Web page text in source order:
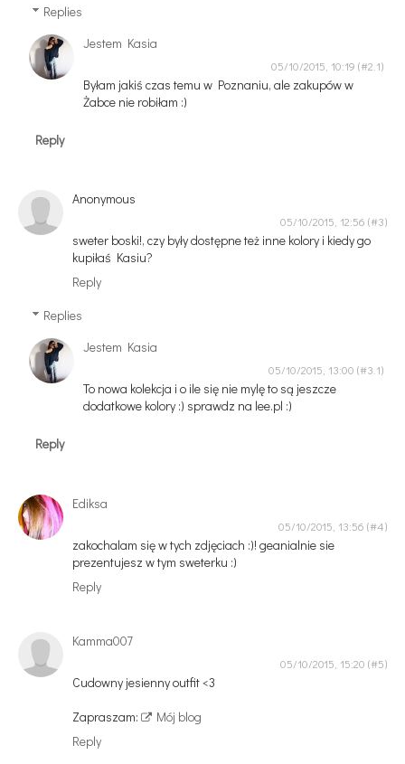
Replies
Jestem Kasia
05/10/2015, 10:19
Byłam jakiś czas temu w Poznaniu, ale zakupów w
Żabce nie robiłam :)
Reply
Anonymous
05/10/2015, 12:56
sweter boski!, czy były dostępne też inne kolory i kiedy go
kupiłaś Kasiu?
Reply
Replies
Jestem Kasia
05/10/2015, 13:00
To nowa kolekcja i o ile się nie mylę to są jeszcze
dodatkowe kolory :) sprawdz na lee.pl :)
Reply
Ediksa
05/10/2015, 13:56
zakochalam się w tych zdjęciach :)! geanialnie sie
prezentujesz w tym sweterku :)
Reply
Kamma007
05/10/2015, 15:20
Cudowny jesienny outfit <3
Zapraszam:
Mój blog
Reply